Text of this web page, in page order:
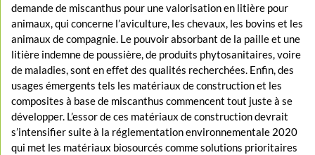
demande de miscanthus pour une valorisation en litière pour
animaux, qui concerne l’aviculture, les chevaux, les bovins et les
animaux de compagnie. Le pouvoir absorbant de la paille et une
litière indemne de poussière, de produits phytosanitaires, voire
de maladies, sont en effet des qualités recherchées. Enfin, des
usages émergents tels les matériaux de construction et les
composites à base de miscanthus commencent tout juste à se
développer. L’essor de ces matériaux de construction devrait
s’intensifier suite à la réglementation environnementale 2020
qui met les matériaux biosourcés comme solutions prioritaires